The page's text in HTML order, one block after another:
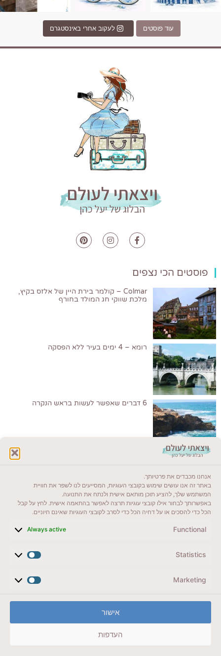
אנחנו מכבדים את פרטיותך.
באתר זה אנו עושים שימוש בקובצי העוגיות, המסייעים לנו לשפר את חוויית
המשתמש שלך, להציע תוכן מותאם אישית ולנתח את התנועה.
באפשרותך לבחור אילו קובצי עוגיות תרצה לאפשר בהתאמה אישית. לחץ על קבל
הכל כדי להסכים או על דחיה הכל כדי לסרב לקובצי העוגיות שאינם חיוניים.
Functional
Always active
Statistics
Marketing
אישור
העדפות
עוד פוסטים לעקוב אחרי באינסטגרם
פוסטים הכי נצפים
Colmar – קולמר בירת היין של אלזס בקיץ,
מלכת שווקי חג המולד בחורף
רומא – 4 ימים בעיר ללא הפסקה
6 דברים שאפשר לעשות בראש הנקרה
ייעדים מומלצים
מדריכים ועזרים
לשליחת הודעת וואטסאפ
veyatsati.laolam@gmail.com
מדיניות פרטיות // תנאי שימוש באתר